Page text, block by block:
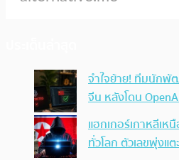
จำใจย้าย! ทีมนักพั
จีน หลังโดน
แฮกเกอร์เกาหลีเห
ทั่วโลก ตัวเลขพุ่งแต